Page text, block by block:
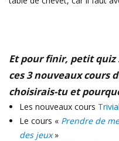
Et pour finir, petit quiz
ces 3 nouveaux cours
choisirais-tu et
Les nouveaux cours
Le cours « Prendre de
des jeux»